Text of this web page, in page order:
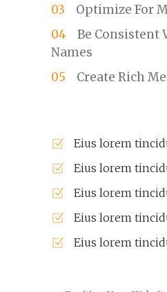
Optimize For
Be Consistent
Names
Create Rich
Eius lorem
Eius lorem
Eius lorem
Eius lorem
Eius lorem